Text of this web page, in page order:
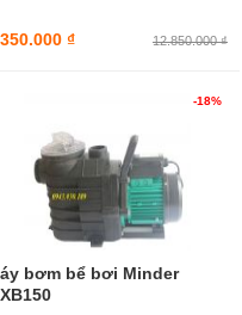
₫ 12.850.000 ₫
bơm bể bơi Minder
-18%